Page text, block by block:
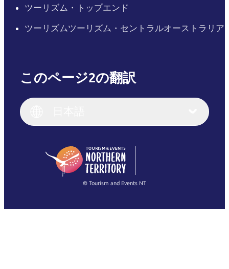
ツーリズム・トップエンド
ツーリズムツーリズム・セントラルオーストラリア
このページ2の翻訳
English (US)
English
(Singapore)
Français
繁體中文
© Tourism and Events NT